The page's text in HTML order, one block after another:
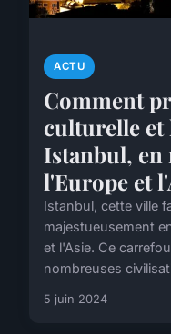
ACTU
Comment
culturelle
Istanbul, en
l'Europe et
Istanbul, cette ville
majestueusement
et l'Asie. Ce
nombreuses
5 juin 2024